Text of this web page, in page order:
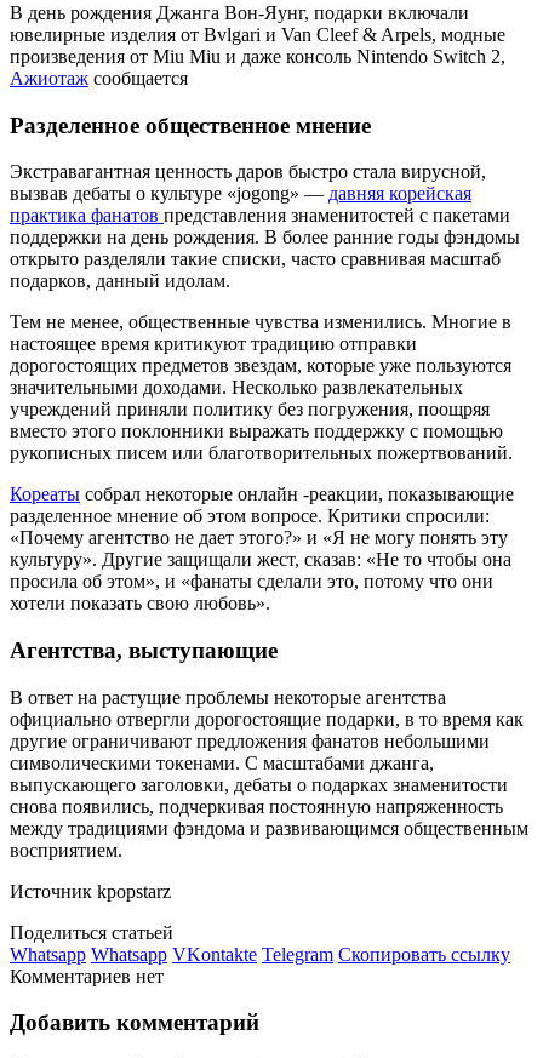
В день рождения Джанга Вон-Яунг, подарки включали
ювелирные изделия от Bvlgari и Van Cleef & Arpels, модные
произведения от Miu Miu и даже консоль Nintendo Switch 2,
Ажиотаж сообщается
Разделенное общественное мнение
Экстравагантная ценность даров быстро стала вирусной,
вызвав дебаты о культуре «jogong» — давняя корейская
практика фанатов представления знаменитостей с пакетами
поддержки на день рождения. В более ранние годы фэндомы
открыто разделяли такие списки, часто сравнивая масштаб
подарков, данный идолам.
Тем не менее, общественные чувства изменились. Многие в
настоящее время критикуют традицию отправки
дорогостоящих предметов звездам, которые уже пользуются
значительными доходами. Несколько развлекательных
учреждений приняли политику без погружения, поощряя
вместо этого поклонники выражать поддержку с помощью
рукописных писем или благотворительных пожертвований.
Кореаты собрал некоторые онлайн -реакции, показывающие
разделенное мнение об этом вопросе. Критики спросили:
«Почему агентство не дает этого?» и «Я не могу понять эту
культуру». Другие защищали жест, сказав: «Не то чтобы она
просила об этом», и «фанаты сделали это, потому что они
хотели показать свою любовь».
Агентства, выступающие
В ответ на растущие проблемы некоторые агентства
официально отвергли дорогостоящие подарки, в то время как
другие ограничивают предложения фанатов небольшими
символическими токенами. С масштабами джанга,
выпускающего заголовки, дебаты о подарках знаменитости
снова появились, подчеркивая постоянную напряженность
между традициями фэндома и развивающимся общественным
восприятием.
Источник kpopstarz
Поделиться статьей
Whatsapp Whatsapp VKontakte Telegram Скопировать ссылку
Комментариев нет
Добавить комментарий